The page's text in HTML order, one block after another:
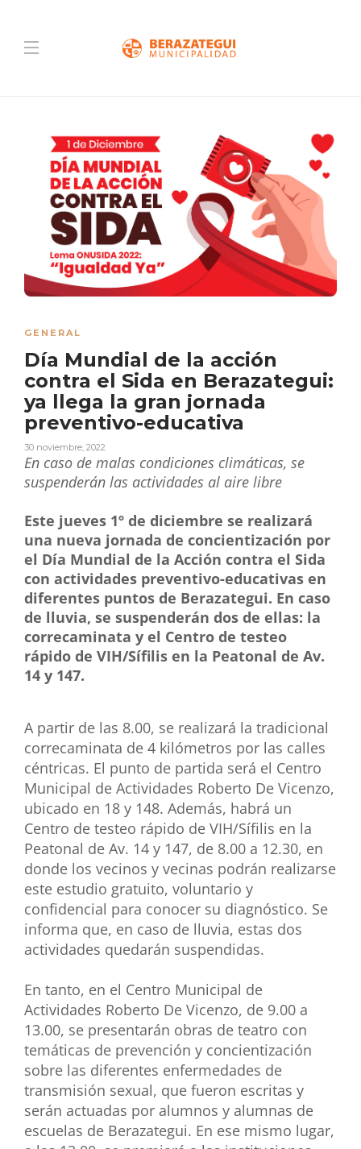
GENERAL
Día Mundial de la acción
contra el Sida en Berazategui:
ya llega la gran jornada
preventivo-educativa
30 noviembre, 2022
En caso de malas condiciones climáticas, se
suspenderán las actividades al aire libre
Este jueves 1º de diciembre se realizará
una nueva jornada de concientización por
el Día Mundial de la Acción contra el Sida
con actividades preventivo-educativas en
diferentes puntos de Berazategui. En caso
de lluvia, se suspenderán dos de ellas: la
correcaminata y el Centro de testeo
rápido de VIH/Sífilis en la Peatonal de Av.
14 y 147.
A partir de las 8.00, se realizará la tradicional
correcaminata de 4 kilómetros por las calles
céntricas. El punto de partida será el Centro
Municipal de Actividades Roberto De Vicenzo,
ubicado en 18 y 148. Además, habrá un
Centro de testeo rápido de VIH/Sífilis en la
Peatonal de Av. 14 y 147, de 8.00 a 12.30, en
donde los vecinos y vecinas podrán realizarse
este estudio gratuito, voluntario y
confidencial para conocer su diagnóstico. Se
informa que, en caso de lluvia, estas dos
actividades quedarán suspendidas.
En tanto, en el Centro Municipal de
Actividades Roberto De Vicenzo, de 9.00 a
13.00, se presentarán obras de teatro con
temáticas de prevención y concientización
sobre las diferentes enfermedades de
transmisión sexual, que fueron escritas y
serán actuadas por alumnos y alumnas de
escuelas de Berazategui. En ese mismo lugar,